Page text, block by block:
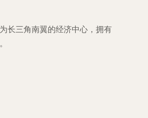
长三角南翼的经济中心，拥有